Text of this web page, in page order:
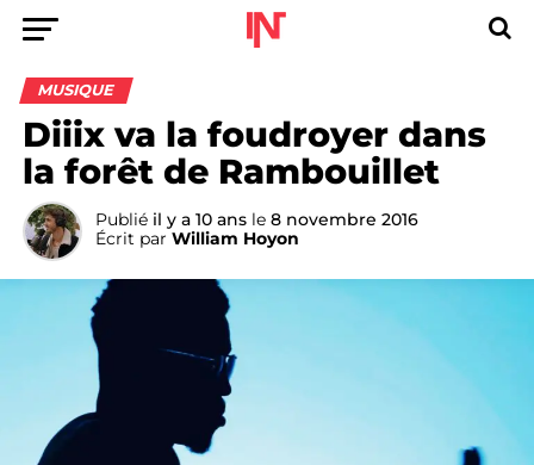
MUSIQUE
Diiix va la foudroyer dans
la forêt de Rambouillet
Publié il y a 10 ans le 8 novembre 2016
Écrit par William Hoyon